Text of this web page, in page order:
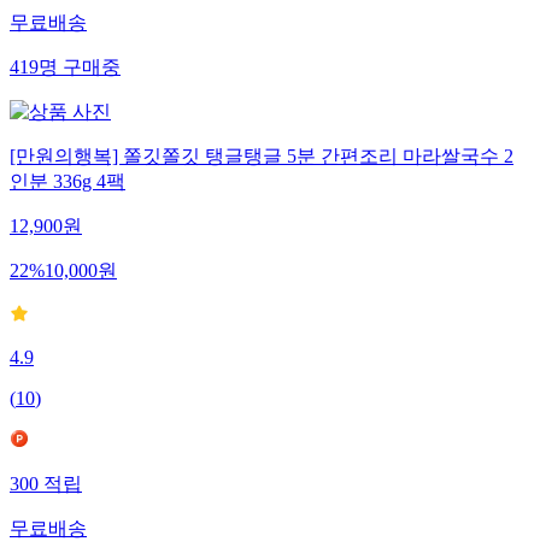
무료배송
419명구매중
[만원의행복] 쫄깃쫄깃 탱글탱글 5분 간편조리 마라쌀국수 2
인분 336g 4팩
12,900원
22%10,000원
4.9
(10)
300적립
무료배송